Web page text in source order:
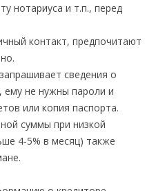
нотариуса и т.п., перед
контакт, предпочитают
сведения о
ему не нужны пароли и
или копия паспорта.
суммы при низкой
4-5% в месяц) также